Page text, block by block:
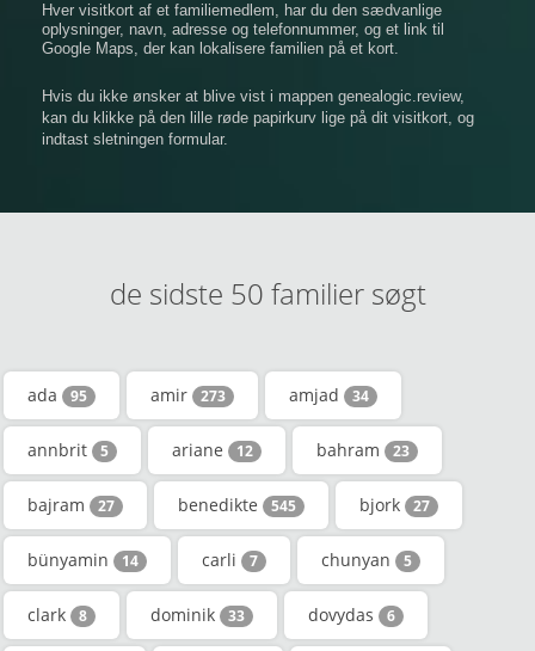
Hver visitkort af et familiemedlem, har du den sædvanlige
oplysninger, navn, adresse og telefonnummer, og et link til
Google Maps, der kan lokalisere familien på et kort.
Hvis du ikke ønsker at blive vist i mappen genealogic.review,
kan du klikke på den lille røde papirkurv lige på dit visitkort, og
indtast sletningen formular.
de sidste 50 familier søgt
ada 95 amir 273 amjad 34
annbrit 5 ariane 12 bahram 23
bajram 27 benedikte 545 bjork 27
bünyamin 14 carli 7 chunyan 5
clark 8 dominik 33 dovydas 6